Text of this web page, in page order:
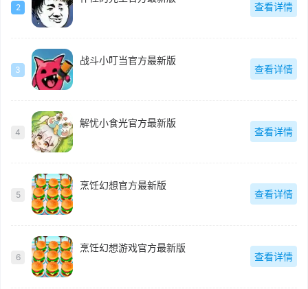
2 查看详情
3
战斗小叮当官方最新版
查看详情
4
解忧小食光官方最新版
查看详情
5
烹饪幻想官方最新版
查看详情
6
烹饪幻想游戏官方最新版
查看详情